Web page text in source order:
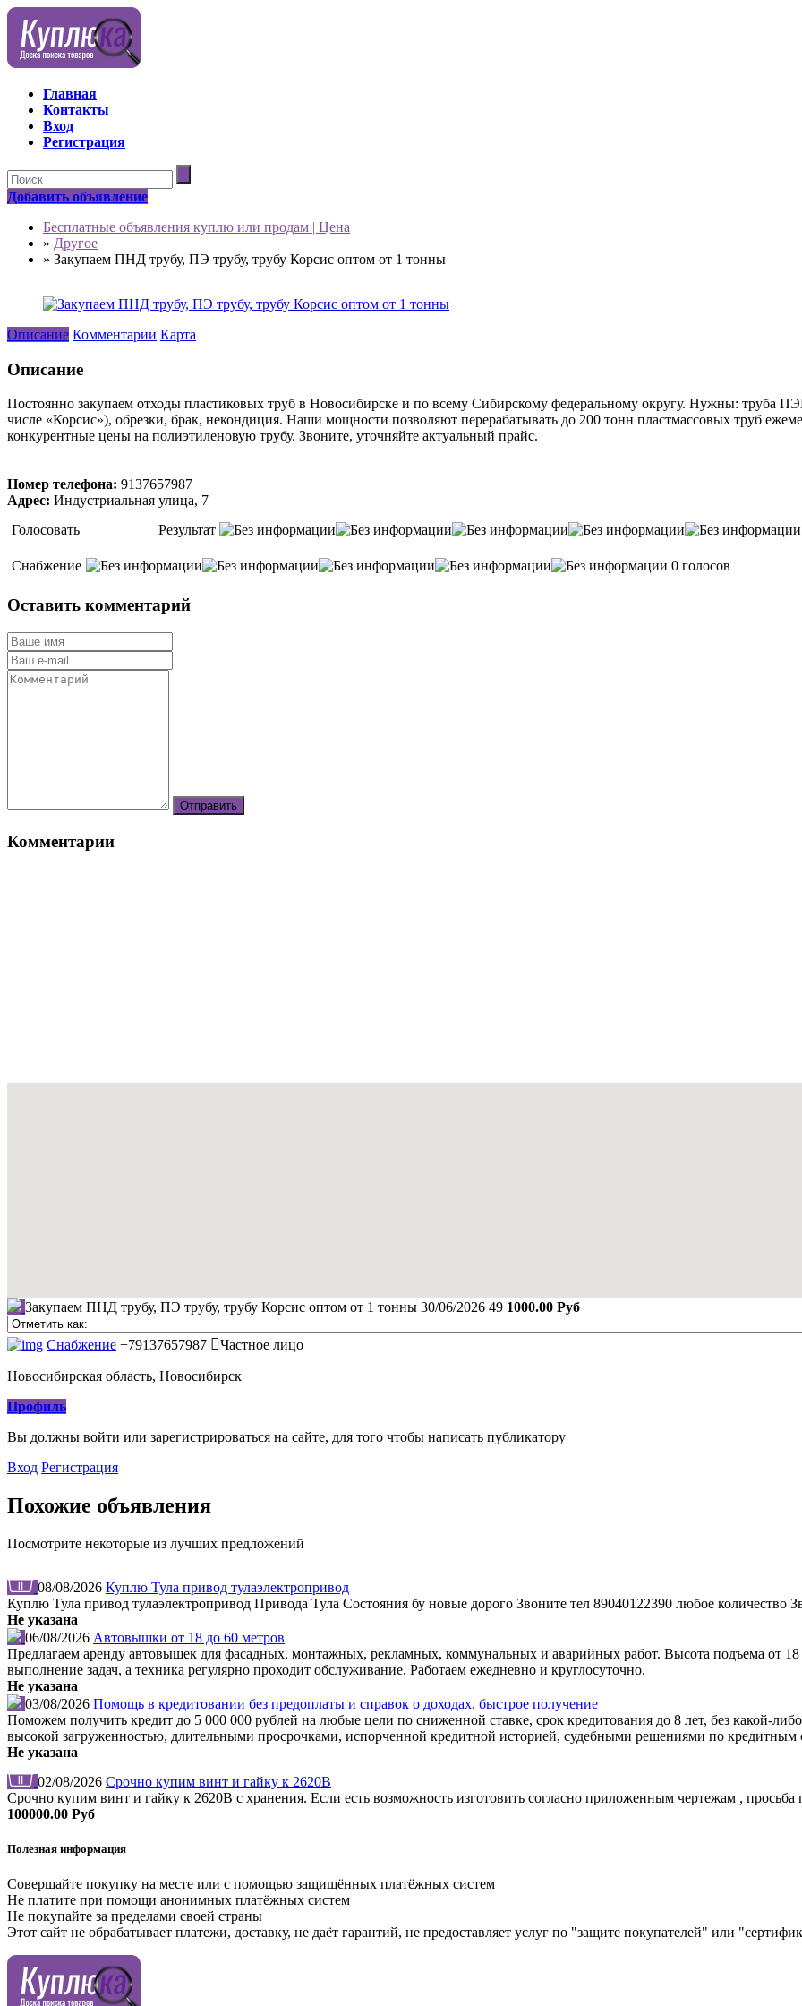
Главная
Контакты
Вход
Регистрация
Добавить объявление
Бесплатные объявления куплю или продам | Цена
» Другое
» Закупаем ПНД трубу, ПЭ трубу, трубу Корсис оптом от 1 тонны
Описание Комментарии Карта
Описание
Постоянно закупаем отходы пластиковых труб в Новосибирске и по всему Сибирскому федеральному округу. Нужны: труба
числе «Корсис»), обрезки, брак, некондиция. Наши мощности позволяют перерабатывать до 200 тонн пластмассовых труб
конкурентные цены на полиэтиленовую трубу. Звоните, уточняйте актуальный прайс.
Номер телефона: 9137657987
Адрес: Индустриальная улица, 7
Голосовать
Результат
Снабжение 0 голосов
Оставить комментарий
Комментарии
Закупаем ПНД трубу, ПЭ трубу, трубу Корсис оптом от 1 тонны 30/06/2026 49 1000.00 Руб
Снабжение +79137657987 Частное лицо
Новосибирская область, Новосибирск
Профиль
Вы должны войти или зарегистрироваться на сайте, для того чтобы написать публикатору
Вход Регистрация
Похожие объявления
Посмотрите некоторые из лучших предложений
08/08/2026 Куплю Тула привод тулаэлектропривод
Куплю Тула привод тулаэлектропривод Привода Тула Состояния бу новые дорого Звоните тел 89040122390 любое количество
Не указана
06/08/2026 Автовышки от 18 до 60 метров
Предлагаем аренду автовышек для фасадных, монтажных, рекламных, коммунальных и аварийных работ. Высота подъема от
выполнение задач, а техника регулярно проходит обслуживание. Работаем ежедневно и круглосуточно.
Не указана
03/08/2026 Помощь в кредитовании без предоплаты и справок о доходах, быстрое получение
Поможем получить кредит до 5 000 000 рублей на любые цели по сниженной ставке, срок кредитования до 8 лет, без какой-
высокой загруженностью, длительными просрочками, испорченной кредитной историей, судебными решениями по кредитным
Не указана
02/08/2026 Срочно купим винт и гайку к 2620В
Срочно купим винт и гайку к 2620В с хранения. Если есть возможность изготовить согласно приложенным чертежам ,
100000.00 Руб
Полезная информация
Совершайте покупку на месте или с помощью защищённых платёжных систем
Не платите при помощи анонимных платёжных систем
Не покупайте за пределами своей страны
Этот сайт не обрабатывает платежи, доставку, не даёт гарантий, не предоставляет услуг по "защите покупателей" или